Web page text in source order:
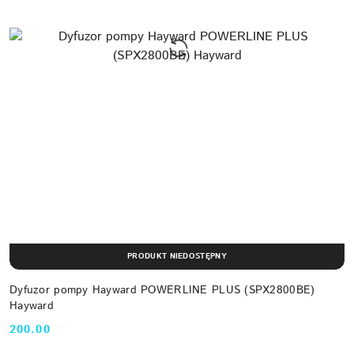
Dyfuzor pompy Hayward POWERLINE PLUS (SPX2800BE)
Hayward
200.00
PRODUKT NIEDOSTĘPNY